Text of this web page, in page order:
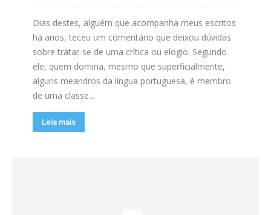
Dias destes, alguém que acompanha meus escritos
há anos, teceu um comentário que deixou dúvidas
sobre tratar-se de uma crítica ou elogio. Segundo
ele, quem domina, mesmo que superficialmente,
alguns meandros da língua portuguesa, é membro
de uma classe...
Leia mais